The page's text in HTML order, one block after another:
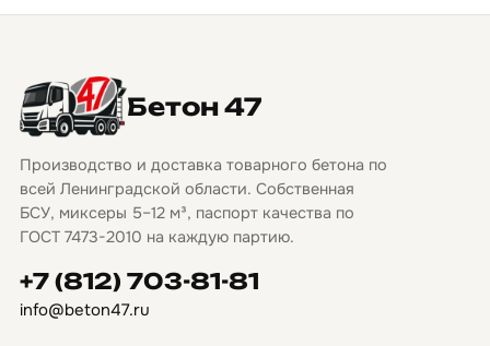
Бетон 47
Производство и доставка товарного бетона по
всей Ленинградской области. Собственная
БСУ, миксеры 5–12 м³, паспорт качества по
ГОСТ 7473-2010 на каждую партию.
+7 (812) 703-81-81
info@beton47.ru